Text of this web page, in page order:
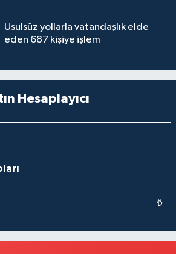
Usulsüz yollarla vatandaşlık elde
eden 687 kişiye işlem
Hesaplayıcı
₺